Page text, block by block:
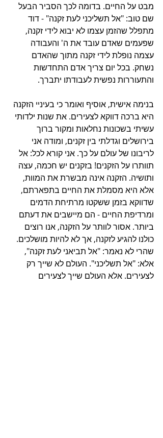
מבט על החיים. בדומה לכך הסביר הבעל
שם טוב: "אל תשליכני לעת זקנה" - דוד
מתפלל שהזמן עצמו לא יבוא לידי זקנה,
שפעמים שאדם עובד את ה' והעבודה
עצמה נופלת לידי זקנה מתוך שהאדם
נשחק. בכל יום צריך אדם התחדשות
והתעוררות נפשית לעבודתו יתברך.
בנימה אישית, אוסיף ואומר כי בעיניי הזקנה
היא ברכה דווקא לצעירים. את שנות ילדותי
עשיתי בשכונות נחלאות ומקור ברוך
בירושלים וגדלתי בין זקנים, ומודה אני
לריבונו של עולם על כך. אני קורא לכל: אל
תוותרו על הזקנים! בזקנים יש חכמה, עצה
ותושיה. הזקנה אינה מבשרת את המוות,
אלא היא מסמלת את החיים בתפארתם,
שדווקא בזמן ששקטו מרתיחת הדמים
ומרדיפת החיים - הם מיישבים את דעתם
ביותר. אסור לוותר על הזקנה, אנו רוצים
כולנו להגיע לזקנה, אך לא להיות מושלכים.
שהרי לא נאמר: "אל תביאני לעת זקנה",
אלא: "אל תשליכני". העולם לא שייך רק
לצעירים. אלא העולם שייך לצעירים